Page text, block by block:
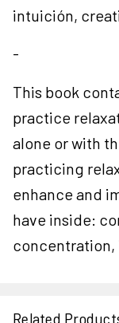
intuición,
-
This book
practice
alone or with
practicing
enhance and
have inside:
concentration,
Related